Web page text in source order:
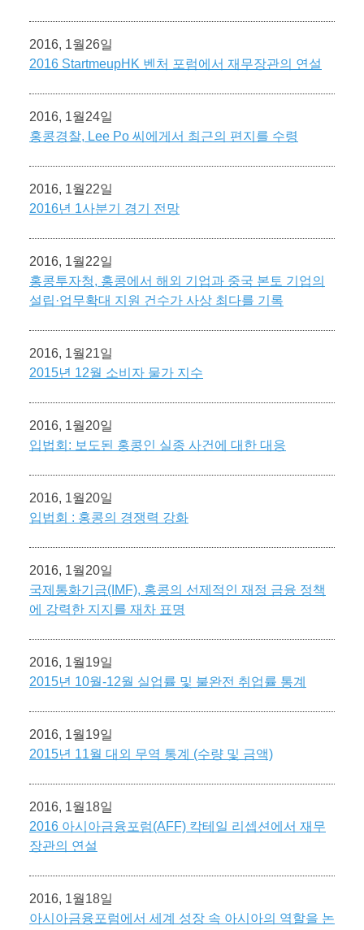
2016, 1월26일
2016 StartmeupHK 벤처 포럼에서 재무장관의 연설
2016, 1월24일
홍콩경찰, Lee Po 씨에게서 최근의 편지를 수령
2016, 1월22일
2016년 1사분기 경기 전망
2016, 1월22일
홍콩투자청, 홍콩에서 해외 기업과 중국 본토 기업의
설립·업무확대 지원 건수가 사상 최다를 기록
2016, 1월21일
2015년 12월 소비자 물가 지수
2016, 1월20일
입법회: 보도된 홍콩인 실종 사건에 대한 대응
2016, 1월20일
입법회 : 홍콩의 경쟁력 강화
2016, 1월20일
국제통화기금(IMF), 홍콩의 선제적인 재정 금융 정책
에 강력한 지지를 재차 표명
2016, 1월19일
2015년 10월-12월 실업률 및 불완전 취업률 통계
2016, 1월19일
2015년 11월 대외 무역 통계 (수량 및 금액)
2016, 1월18일
2016 아시아금융포럼(AFF) 칵테일 리셉션에서 재무
장관의 연설
2016, 1월18일
아시아금융포럼에서 세계 성장 속 아시아의 역할을 논